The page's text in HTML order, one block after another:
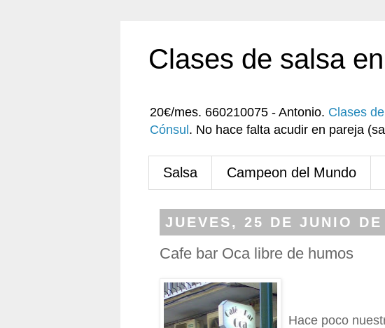
Clases de salsa
20€/mes. 660210075 - Antonio. Clases
Cónsul . No hace falta acudir en pareja
Salsa Campeon del Mundo
JUEVES, 25 DE JUNIO DE
Cafe bar Oca libre de humos
Hace poco